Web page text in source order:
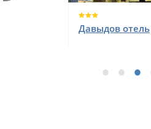
Давыдов отель